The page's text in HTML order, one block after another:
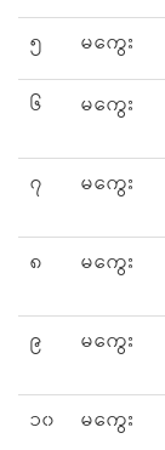
၅ မကွေး
၆ မကွေး
၇ မကွေး
၈ မကွေး
၉ မကွေး
၁၀ မကွေး